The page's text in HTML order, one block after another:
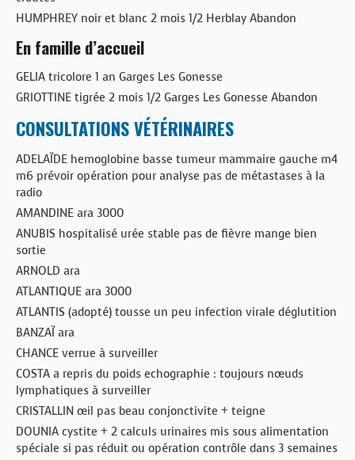
HUMPHREY noir et blanc 2 mois 1/2 Herblay Abandon
En famille d’accueil
GELIA tricolore 1 an Garges Les Gonesse
GRIOTTINE tigrée 2 mois 1/2 Garges Les Gonesse Abandon
CONSULTATIONS VÉTÉRINAIRES
ADELAÏDE hemoglobine basse tumeur mammaire gauche m4
m6 prévoir opération pour analyse pas de métastases à la
radio
AMANDINE ara 3000
ANUBIS hospitalisé urée stable pas de fièvre mange bien
sortie
ARNOLD ara
ATLANTIQUE ara 3000
ATLANTIS (adopté) tousse un peu infection virale déglutition
BANZAÏ ara
CHANCE verrue à surveiller
COSTA a repris du poids echographie : toujours nœuds
lymphatiques à surveiller
CRISTALLIN œil pas beau conjonctivite + teigne
DOUNIA cystite + 2 calculs urinaires mis sous alimentation
spéciale si pas réduit ou opération contrôle dans 3 semaines